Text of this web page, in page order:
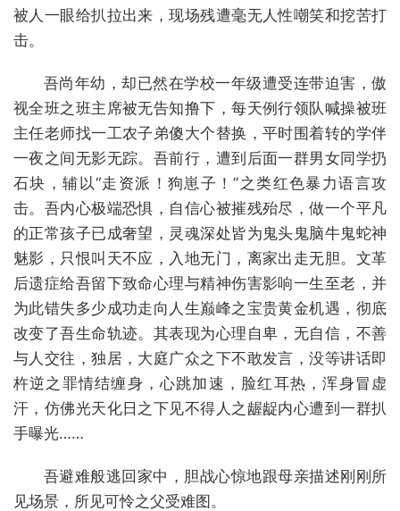
被人一眼给扒拉出来，现场残遭毫无人性嘲笑和挖苦打
击。
吾尚年幼，却已然在学校一年级遭受连带迫害，傲
视全班之班主席被无告知撸下，每天例行领队喊操被班
主任老师找一工农子弟傻大个替换，平时围着转的学伴
一夜之间无影无踪。吾前行，遭到后面一群男女同学扔
石块，辅以“走资派！狗崽子！”之类红色暴力语言攻
击。吾内心极端恐惧，自信心被摧残殆尽，做一个平凡
的正常孩子已成奢望，灵魂深处皆为鬼头鬼脑牛鬼蛇神
魅影，只恨叫天不应，入地无门，离家出走无胆。文革
后遗症给吾留下致命心理与精神伤害影响一生至老，并
为此错失多少成功走向人生巅峰之宝贵黄金机遇，彻底
改变了吾生命轨迹。其表现为心理自卑，无自信，不善
与人交往，独居，大庭广众之下不敢发言，没等讲话即
杵逆之罪情结缠身，心跳加速，脸红耳热，浑身冒虚
汗，仿佛光天化日之下见不得人之龌龊内心遭到一群扒
手曝光……
吾避难般逃回家中，胆战心惊地跟母亲描述刚刚所
见场景，所见可怜之父受难图。